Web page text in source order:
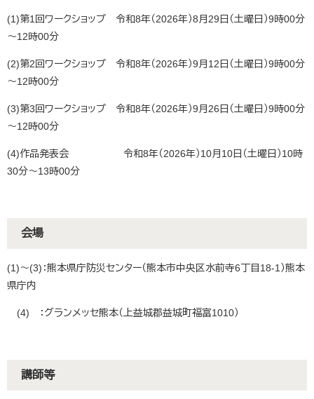
(1)第1回ワークショップ 令和8年（2026年）8月29日（土曜日）9時00分
～12時00分
(2)第2回ワークショップ 令和8年（2026年）9月12日（土曜日）9時00分
～12時00分
(3)第3回ワークショップ 令和8年（2026年）9月26日（土曜日）9時00分
～12時00分
(4)作品発表会 令和8年（2026年）10月10日（土曜日）10時
30分～13時00分
会場
(1)～(3)：熊本県庁防災センター（熊本市中央区水前寺6丁目18‐1）熊本
県庁内
(4) ：グランメッセ熊本（上益城郡益城町福富1010）
講師等